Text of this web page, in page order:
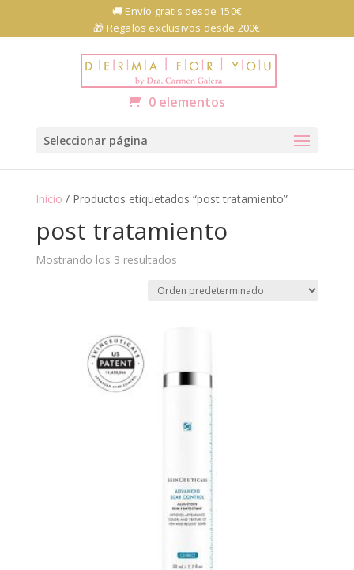
Abrir barra de herramientas
🚚 Envío gratis desde 150€
🎁 Regalos exclusivos desde 200€
0 elementos
Seleccionar página
Inicio / Productos etiquetados “post tratamiento”
post tratamiento
Mostrando los 3 resultados